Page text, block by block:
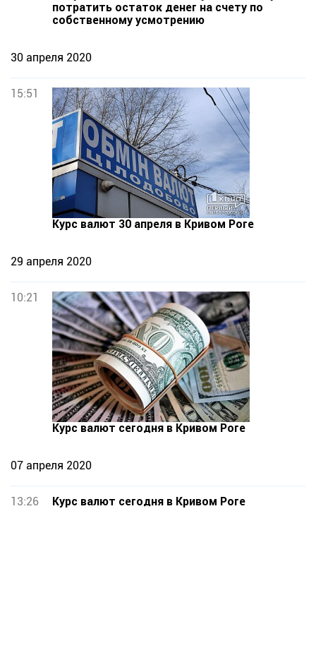
потратить остаток денег на счету по
собственному усмотрению
30 апреля 2020
15:51
Курс валют 30 апреля в Кривом Роге
29 апреля 2020
10:21
Курс валют сегодня в Кривом Роге
07 апреля 2020
13:26 Курс валют сегодня в Кривом Роге